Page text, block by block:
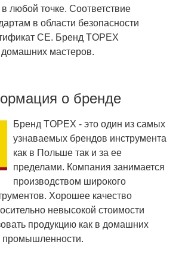
любой точке. Соответствие
в области безопасности
CE. Бренд TOPEX
мастеров.
о бренде
Бренд TOPEX - это один из самых
узнаваемых брендов инструмента
как в Польше так и за ее
пределами. Компания занимается
производством широкого
Хорошее качество
невысокой стоимости
продукцию как в домашних
промышленности.